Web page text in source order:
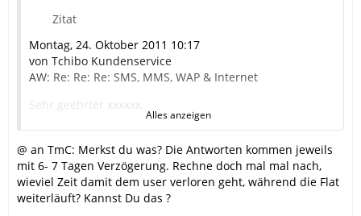
Zitat
Montag, 24. Oktober 2011 10:17
von Tchibo Kundenservice
AW: Re: Re: Re: SMS, MMS, WAP & Internet
Sehr geehrter xxxxxx,
verspätete Antwort.
Nach Prüfung Ihrer Daten haben Sie kein Guthaben auf
Ihrem Konto. Bitte tätigen Sie eine Aufladung. Dann ist
es möglich sich wieder einzuloggen.
Alles anzeigen
@ an TmC: Merkst du was? Die Antworten kommen jeweils
mit 6- 7 Tagen Verzögerung. Rechne doch mal mal nach,
wieviel Zeit damit dem user verloren geht, während die Flat
weiterläuft? Kannst Du das ?